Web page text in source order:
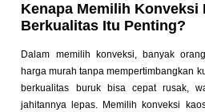
Kenapa Memilih Konveksi
Berkualitas Itu Penting?
Dalam memilih konveksi, banyak
harga murah tanpa mempertimbangkan
berkualitas buruk bisa cepat rusak,
jahitannya lepas. Memilih konveksi